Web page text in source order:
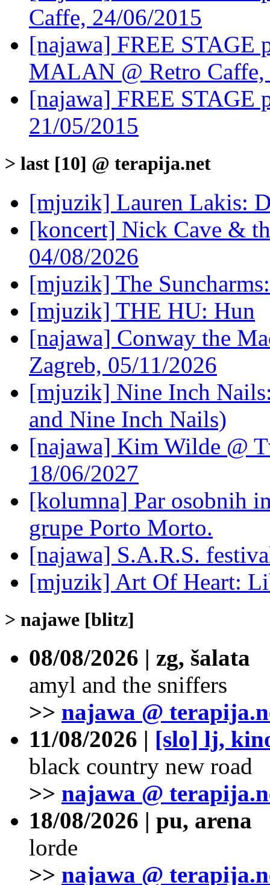
Caffe, 24/06/2015
[najawa] FREE STAGE
MALAN @ Retro Caffe,
[najawa] FREE STAGE
21/05/2015
> last [10] @ terapija.net
[mjuzik] Lauren Lakis:
[koncert] Nick Cave &
04/08/2026
[mjuzik] The
[mjuzik] THE HU: Hun
[najawa] Conway the
Zagreb, 05/11/2026
[mjuzik] Nine Inch
and Nine Inch Nails)
[najawa] Kim Wilde @
18/06/2027
[kolumna] Par osobnih
grupe Porto Morto.
[najawa] S.A.R.S.
[mjuzik] Art Of Heart:
> najawe [blitz]
08/08/2026 | zg, šalata
amyl and the sniffers
>> najawa @
11/08/2026 | [slo] lj,
black country new road
>> najawa @
18/08/2026 | pu, arena
lorde
>> najawa @